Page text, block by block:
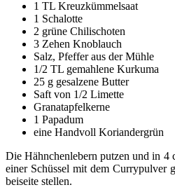
1 TL Kreuzkümmelsaat
1 Schalotte
2 grüne Chilischoten
3 Zehen Knoblauch
Salz, Pfeffer aus der Mühle
1/2 TL gemahlene Kurkuma
25 g gesalzene Butter
Saft von 1/2 Limette
Granatapfelkerne
1 Papadum
eine Handvoll Koriandergrün
Die Hähnchenlebern putzen und in 4
einer Schüssel mit dem Currypulver
beiseite stellen.